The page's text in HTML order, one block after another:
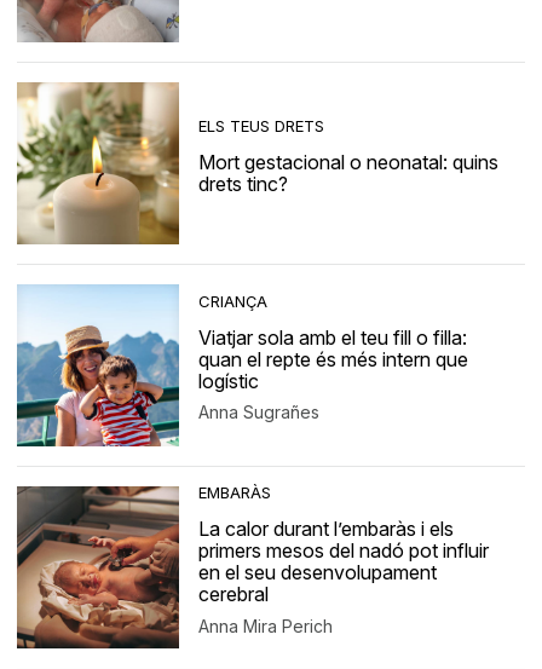
ELS TEUS DRETS
Mort gestacional o neonatal: quins
drets tinc?
CRIANÇA
Viatjar sola amb el teu fill o filla:
quan el repte és més intern que
logístic
Anna Sugrañes
EMBARÀS
La calor durant l’embaràs i els
primers mesos del nadó pot influir
en el seu desenvolupament
cerebral
Anna Mira Perich